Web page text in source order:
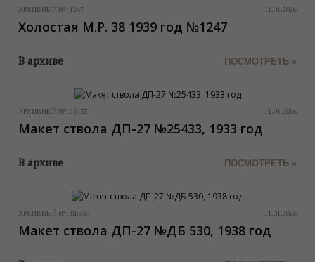
АРХИВНЫЙ №: 1247 11.01.2026
Холостая M.P. 38 1939 год №1247
В архиве ПОСМОТРЕТЬ »
АРХИВНЫЙ №: 25433 11.01.2026
Макет ствола ДП-27 №25433, 1933 год
В архиве ПОСМОТРЕТЬ »
АРХИВНЫЙ №: ДБ530 11.01.2026
Макет ствола ДП-27 №ДБ 530, 1938 год